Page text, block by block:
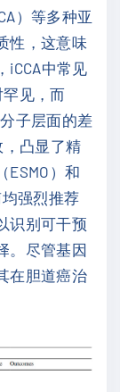
）等多种亚
性，这意味
iCCA中常见
罕见，而
子层面的差
，凸显了精
ESMO）和
强烈推荐
识别可干预
。尽管基因
在胆道癌治